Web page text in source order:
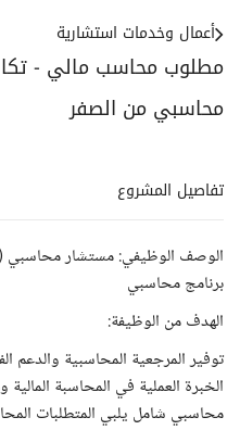
مطلوب محاسب مالي -
محاسبي من الصفر
أعمال وخدمات استشارية
تفاصيل المشروع
الوصف الوظيفي: مستشار محاسبي
برنامج محاسبي
الهدف من الوظيفة:
توفير المرجعية المحاسبية والدعم
الخبرة العملية في المحاسبة
محاسبي شامل يلبي المتطلبات